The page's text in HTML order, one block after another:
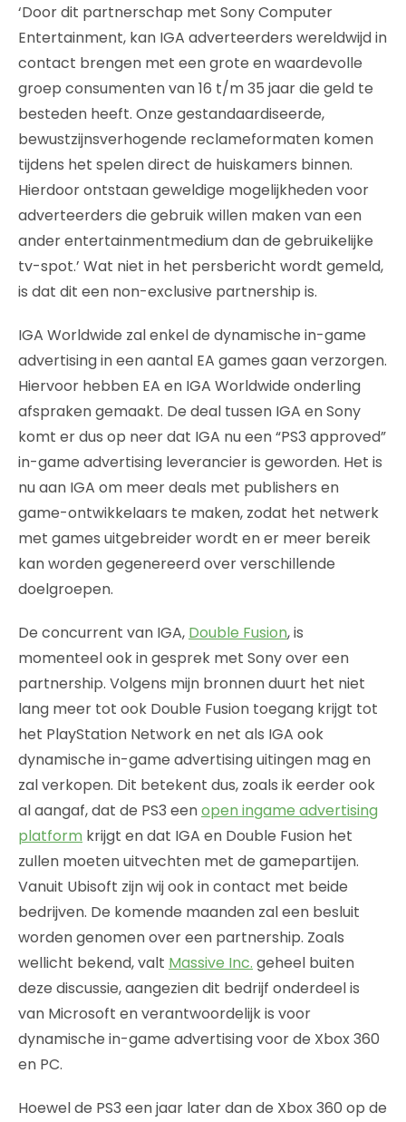
‘Door dit partnerschap met Sony Computer
Entertainment, kan IGA adverteerders wereldwijd in
contact brengen met een grote en waardevolle
groep consumenten van 16 t/m 35 jaar die geld te
besteden heeft. Onze gestandaardiseerde,
bewustzijnsverhogende reclameformaten komen
tijdens het spelen direct de huiskamers binnen.
Hierdoor ontstaan geweldige mogelijkheden voor
adverteerders die gebruik willen maken van een
ander entertainmentmedium dan de gebruikelijke
tv-spot.’ Wat niet in het persbericht wordt gemeld,
is dat dit een non-exclusive partnership is.
IGA Worldwide zal enkel de dynamische in-game
advertising in een aantal EA games gaan verzorgen.
Hiervoor hebben EA en IGA Worldwide onderling
afspraken gemaakt. De deal tussen IGA en Sony
komt er dus op neer dat IGA nu een “PS3 approved”
in-game advertising leverancier is geworden. Het is
nu aan IGA om meer deals met publishers en
game-ontwikkelaars te maken, zodat het netwerk
met games uitgebreider wordt en er meer bereik
kan worden gegenereerd over verschillende
doelgroepen.
De concurrent van IGA, Double Fusion, is
momenteel ook in gesprek met Sony over een
partnership. Volgens mijn bronnen duurt het niet
lang meer tot ook Double Fusion toegang krijgt tot
het PlayStation Network en net als IGA ook
dynamische in-game advertising uitingen mag en
zal verkopen. Dit betekent dus, zoals ik eerder ook
al aangaf, dat de PS3 eenopen ingame advertising
platform krijgt en dat IGA en Double Fusion het
zullen moeten uitvechten met de gamepartijen.
Vanuit Ubisoft zijn wij ook in contact met beide
bedrijven. De komende maanden zal een besluit
worden genomen over een partnership. Zoals
wellicht bekend, valt Massive Inc. geheel buiten
deze discussie, aangezien dit bedrijf onderdeel is
van Microsoft en verantwoordelijk is voor
dynamische in-game advertising voor de Xbox 360
en PC.
Hoewel de PS3 een jaar later dan de Xbox 360 op de